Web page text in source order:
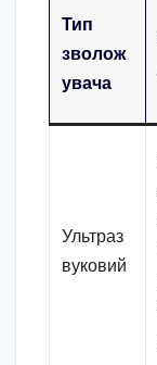
Тип
зволож
увача
Ультраз
вуковий